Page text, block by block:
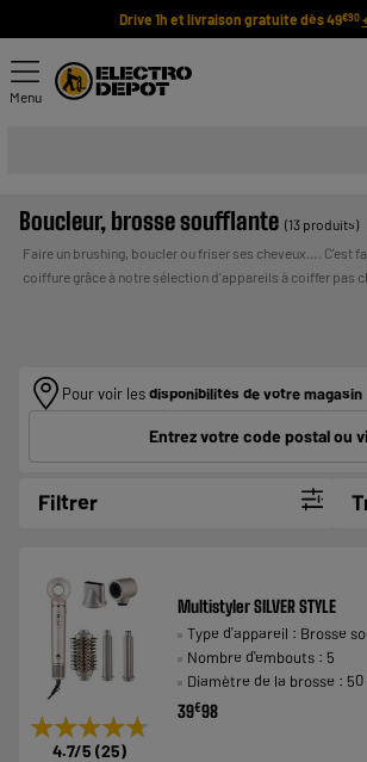
Drive 1h et livraison gratuite dès 49€90
Menu
Boucleur, brosse soufflante (13 produits)
Faire un brushing, boucler ou friser ses cheveux…. C’est
coiffure grâce à notre sélection d’appareils à coiffer pas
ENGAGE ET DOIT ETRE REMBOURSE.
CAPACITES DE REMBOURSEMENT
Pour voir lesdisponibilités de votre magasin
Entrez votre code postal ou
Filtrer
★★★★★
★★★★★
4.7/5 (25)
Multistyler SILVER STYLE
Type d'appareil : Brosse
Nombre d'embouts : 5
Diamètre de la brosse : 50
39€98